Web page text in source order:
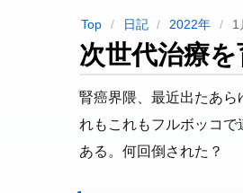
Top 日記 2022年 1
次世代治療
腎癌界隈、最近出たあ
れもこれもフルボッコ
ある。何回倒された？